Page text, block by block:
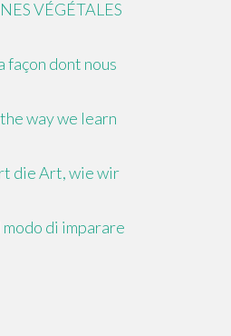
VÉGÉTALES
façon dont nous
way we learn
die Art, wie wir
di imparare